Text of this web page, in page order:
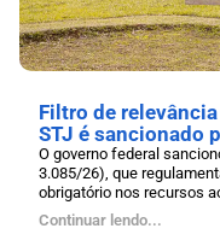
Filtro de
STJ é sancionado
O governo federal
3.085/26), que
obrigatório nos recursos
Continuar lendo...